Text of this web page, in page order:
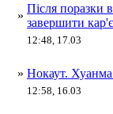
»
Після поразки
завершити
12:48, 17.03
» Нокаут.
12:58, 16.03